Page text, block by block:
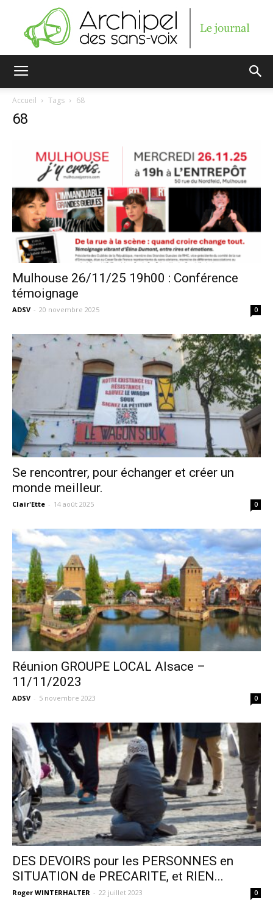
sans-
voix
Accueil Tags 68
68
Mulhouse 26/11/25 19h00 : Conférence
témoignage
ADSV - 20 novembre 2025 0
Se rencontrer, pour échanger et créer un
monde meilleur.
Clair'Ette - 14 août 2025 0
Réunion GROUPE LOCAL Alsace –
11/11/2023
ADSV - 5 novembre 2023 0
DES DEVOIRS pour les PERSONNES en
SITUATION de PRECARITE, et RIEN...
Roger WINTERHALTER - 22 juillet 2023 0